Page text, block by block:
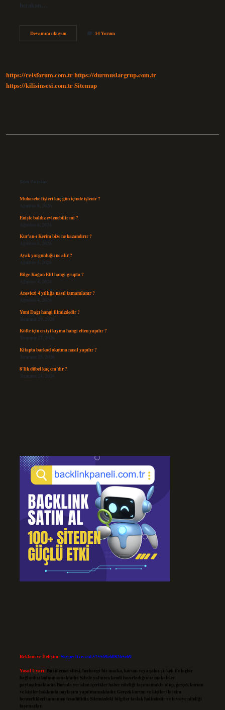
bırakan…
Devamını okuyunIstinaf
Sürecinde
14 Yorum
https://reisforum.com.trhttps://durmuslargrup.com.tr
https://kilisinsesi.com.trSitemap
Son Yazılar
Muhasebe fişleri kaç gün içinde işlenir ?
Ağustos 8, 2026
Enişte baldız evlenebilir mi ?
Ağustos 6, 2026
Kur’an-ı Kerim bize ne kazandırır ?
Ağustos 6, 2026
Ayak yorgunluğu ne alır ?
Ağustos 5, 2026
Bilge Kağan Etil hangi grupta ?
Ağustos 4, 2026
Anestezi 4 yıllığa nasıl tamamlanır ?
Ağustos 4, 2026
Yunt Dağı hangi ilimizdedir ?
Temmuz 29, 2026
Köfte için en iyi kıyma hangi etten yapılır ?
Temmuz 27, 2026
Kitapta barkod okutma nasıl yapılır ?
Temmuz 25, 2026
8’lik dübel kaç cm’dir ?
Temmuz 24, 2026
Reklam ve İletişim:Skype: live:.cid.575569c608265c69
Yasal Uyarı: Bu internet sitesi, herhangi bir marka, kurum veya şahıs şirketi ile hiçbir
bağlantısı bulunmamaktadır. Sitede yalnızca kendi hazırladığımız makaleler
paylaşılmaktadır. Burada yer alan içerikler haber niteliği taşımamakta olup, gerçek kurum
ve kişiler hakkında paylaşım yapılmamaktadır. Gerçek kurum ve kişiler ile isim
benzerlikleri tamamen tesadüfidir. Sitemizdeki bilgiler taslak halindedir ve tavsiye niteliği
taşımazlar.